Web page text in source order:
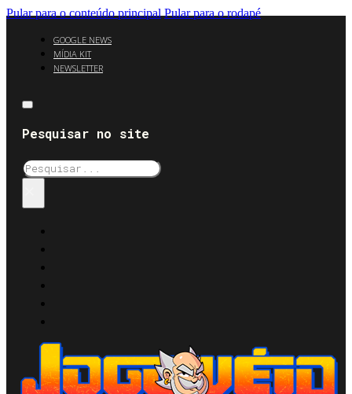
Pular para o conteúdo principal Pular para o rodapé
GOOGLE NEWS
MÍDIA KIT
NEWSLETTER
Pesquisar no site
Pesquisar